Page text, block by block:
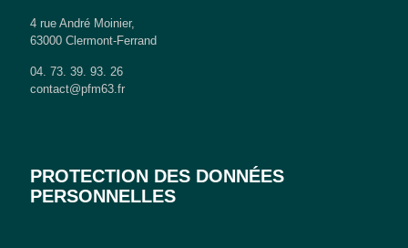
4 rue André Moinier,
63000 Clermont-Ferrand
04. 73. 39. 93. 26
contact@pfm63.fr
PROTECTION DES DONNÉES
PERSONNELLES